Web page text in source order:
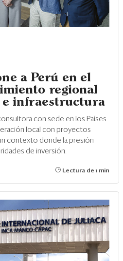
a Perú en el
regional
e infraestructura
con sede en los Países
local con proyectos
contexto donde la presión
de inversión.
Lectura de 1 min